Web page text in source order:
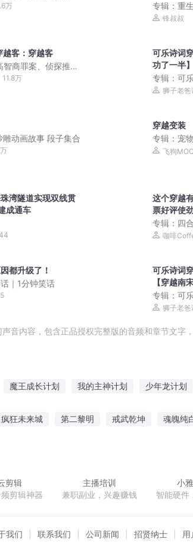
万
专辑：重
年养成记|
锋叔叔
客：穿越客
智商罪案、侦探推
声剧
11.8万
可乐诗词
功了一半】
专辑：可
狮子老爸
狮子老爸
雕动画故事 段子集合
穿越变装
专辑： 宠
飞狗
湾隧道实现双线贯
成通车
这个穿越
票好评使
专辑： 四
零| 爆笑|
咖啡
都升级了！
｜1分钟笑话
可乐诗词
【穿越南宋
专辑：可
狮子老爸
狮子老爸
音内容，包含正品授权完整版的音频和章节文字
魔王成长计划 我的主神计划 少年龙计划
疯狂未来城 第二黎明 戒武乾坤 魂魄纯
剪辑
剪辑神器
主播培训
兼职副业，兴趣赚钱
小
智能硬件
我们 联系我们 公司新闻 招贤纳士